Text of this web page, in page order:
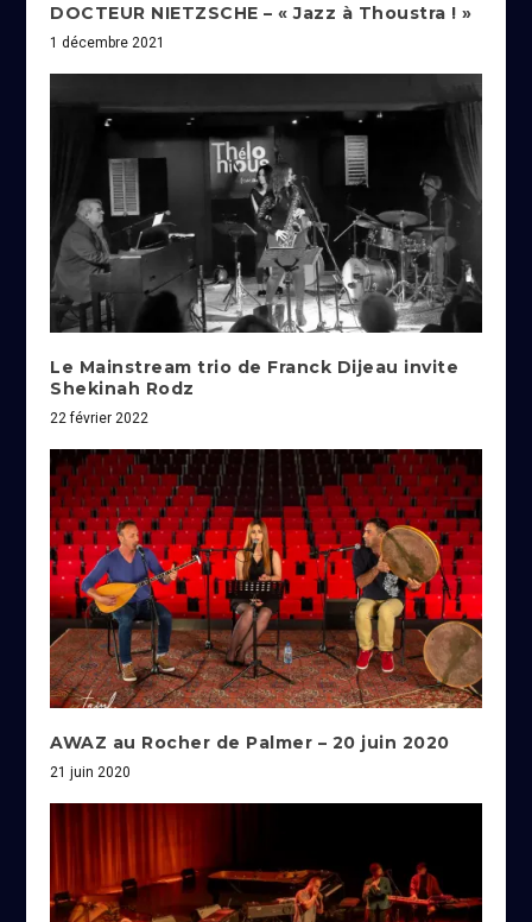
DOCTEUR NIETZSCHE – « Jazz à Thoustra ! »
1 décembre 2021
Le Mainstream trio de Franck Dijeau invite
Shekinah Rodz
22 février 2022
AWAZ au Rocher de Palmer – 20 juin 2020
21 juin 2020